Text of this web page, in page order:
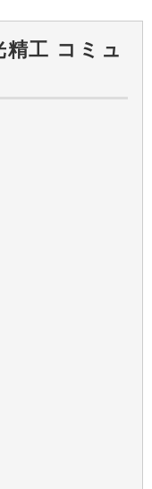
精工 コミュ